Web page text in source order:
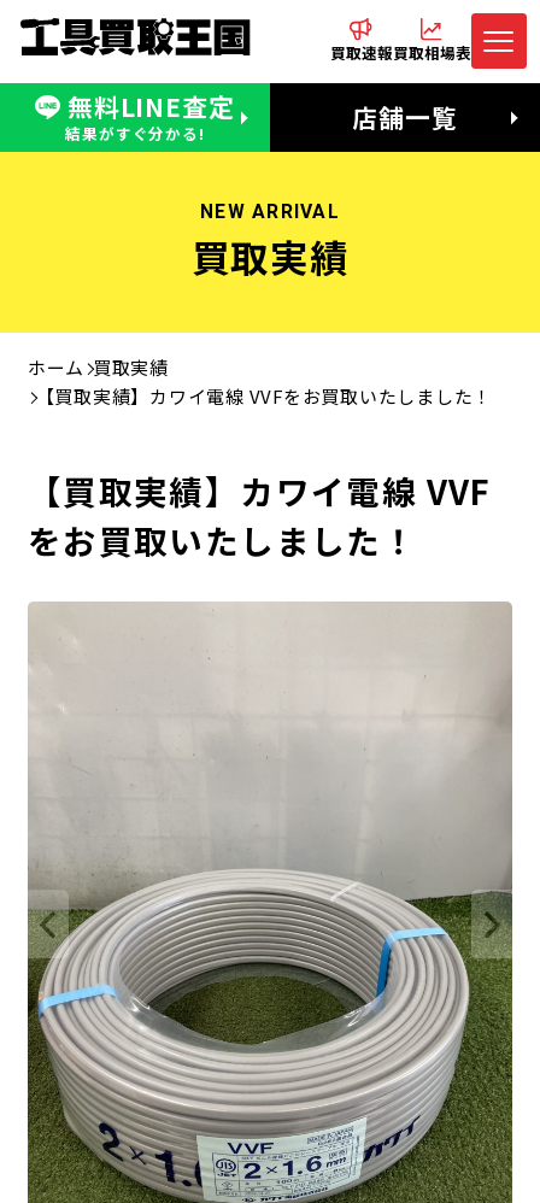
買取速報買取相場表
無料LINE査定
結果がすぐ分かる! 店舗一覧
無料LINE査定
受付：11:00〜19:00 木曜定休日
電話でお問合わせ
営業時間：11:00〜20:00
NEW ARRIVAL
買取実績
ホーム 買取実績
【買取実績】カワイ電線 VVFをお買取いたしました！
【買取実績】カワイ電線 VVF
をお買取いたしました！